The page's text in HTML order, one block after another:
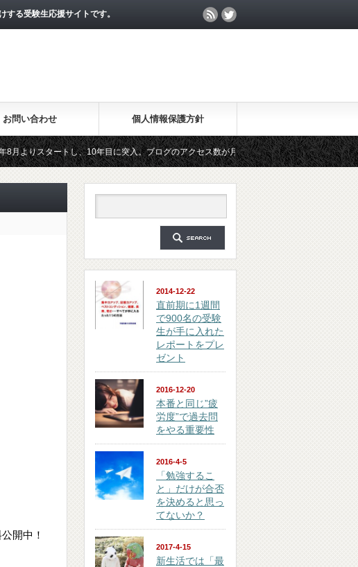
する受験生応援サイトです。
お問い合わせ 個人情報保護方針
トし、10年目に突入。ブログのアクセス数が月間25万PV、公開記事数が2000記事を突破しま
メールマガジン「勉強の集中力が10倍アップする秘訣」は、2018年6月に総読者数が4万人
開中！
2014-12-22
直前期に1週間
で900名の受験
生が手に入れた
レポートをプレ
ゼント
2016-12-20
本番と同じ”疲
労度”で過去問
をやる重要性
2016-4-5
「勉強するこ
と」だけが合否
を決めると思っ
てないか？
2017-4-15
新生活では「最